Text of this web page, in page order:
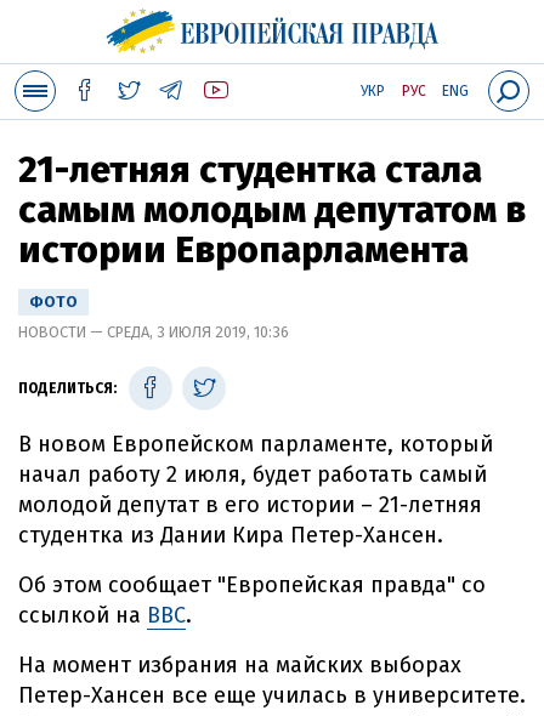
УКР РУС ENG
21-летняя студентка стала
самым молодым депутатом в
истории Европарламента
ФОТО
НОВОСТИ — СРЕДА, 3 ИЮЛЯ 2019, 10:36
ПОДЕЛИТЬСЯ:
В новом Европейском парламенте, который
начал работу 2 июля, будет работать самый
молодой депутат в его истории – 21-летняя
студентка из Дании Кира Петер-Хансен.
Об этом сообщает "Европейская правда" со
ссылкой на ВВС.
На момент избрания на майских выборах
Петер-Хансен все еще училась в университете.